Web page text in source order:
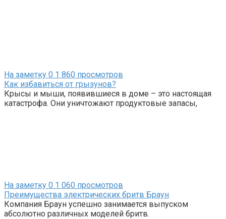
На заметку 0 1 860 просмотров
Как избавиться от грызунов?
Крысы и мыши, появившиеся в доме – это настоящая
катастрофа. Они уничтожают продуктовые запасы,
На заметку 0 1 060 просмотров
Преимущества электрических бритв Браун
Компания Браун успешно занимается выпуском
абсолютно различных моделей бритв.